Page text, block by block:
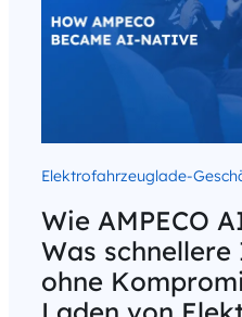
Elektrofahrzeuglade-
Wie AMPECO
Was
ohne